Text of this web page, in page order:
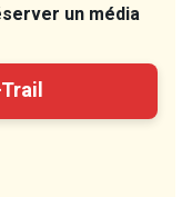
un média